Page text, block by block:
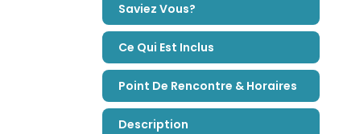
Saviez Vous?
Ce Qui Est Inclus
Point De Rencontre & Horaires
Description